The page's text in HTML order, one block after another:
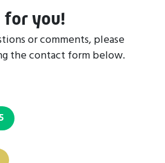
for you!
or comments, please
the contact form below.